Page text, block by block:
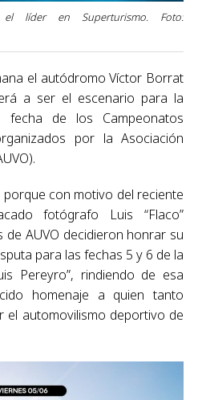
el líder en Superturismo. Foto:
el autódromo Víctor Borrat
a ser el escenario para la
de los Campeonatos
por la Asociación
con motivo del reciente
fotógrafo Luis “Flaco”
de AUVO decidieron honrar su
para las fechas 5 y 6 de la
Pereyro”, rindiendo de esa
homenaje a quien tanto
automovilismo deportivo de